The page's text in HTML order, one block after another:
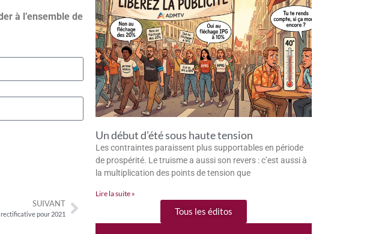
Un début d’été sous haute tension
Les contraintes paraissent plus supportables en période
de prospérité. Le truisme a aussi son revers : c’est aussi à
la multiplication des points de tension que
Lire la suite »
Tous les éditos
à l’ensemble de
SUIVANT
pour 2021